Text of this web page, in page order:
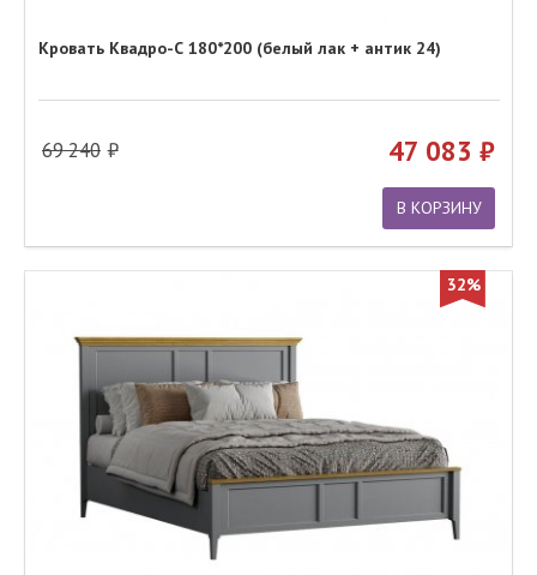
Кровать Квадро-С 180*200 (белый лак + антик 24)
69 240 47 083
В КОРЗИНУ
32%